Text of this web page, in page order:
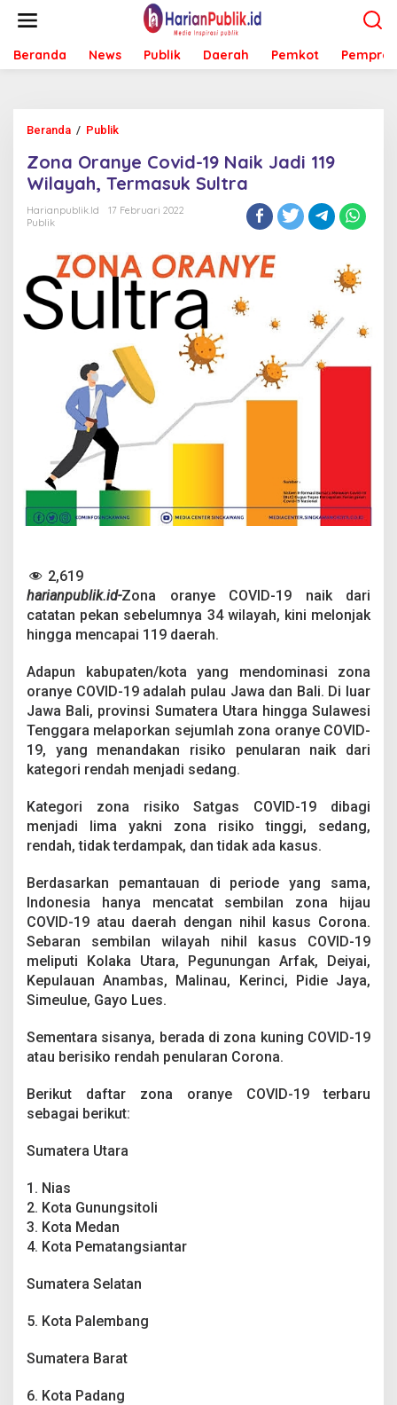
t
Beranda News Publik Daerah Pemkot Pemprov
Beranda / Publik
n
a
O
r
e
C
d
-
1
i
d
i
W
a
a
h
,
e
r
m
s
S
l
t
a
Zona Oranye Covid-19 Naik Jadi 119
Wilayah, Termasuk Sultra
Harianpublik.id
17 Februari 2022
Publik
2,619
harianpublik.id-Zona oranye COVID-19 naik dari
catatan pekan sebelumnya 34 wilayah, kini melonjak
hingga mencapai 119 daerah.
Adapun kabupaten/kota yang mendominasi zona
oranye COVID-19 adalah pulau Jawa dan Bali. Di luar
Jawa Bali, provinsi Sumatera Utara hingga Sulawesi
Tenggara melaporkan sejumlah zona oranye COVID-
19, yang menandakan risiko penularan naik dari
kategori rendah menjadi sedang.
Kategori zona risiko Satgas COVID-19 dibagi
menjadi lima yakni zona risiko tinggi, sedang,
rendah, tidak terdampak, dan tidak ada kasus.
Berdasarkan pemantauan di periode yang sama,
Indonesia hanya mencatat sembilan zona hijau
COVID-19 atau daerah dengan nihil kasus Corona.
Sebaran sembilan wilayah nihil kasus COVID-19
meliputi Kolaka Utara, Pegunungan Arfak, Deiyai,
Kepulauan Anambas, Malinau, Kerinci, Pidie Jaya,
Simeulue, Gayo Lues.
Sementara sisanya, berada di zona kuning COVID-19
atau berisiko rendah penularan Corona.
Berikut daftar zona oranye COVID-19 terbaru
sebagai berikut:
Sumatera Utara
1. Nias
2. Kota Gunungsitoli
3. Kota Medan
4. Kota Pematangsiantar
Sumatera Selatan
5. Kota Palembang
Sumatera Barat
6. Kota Padang